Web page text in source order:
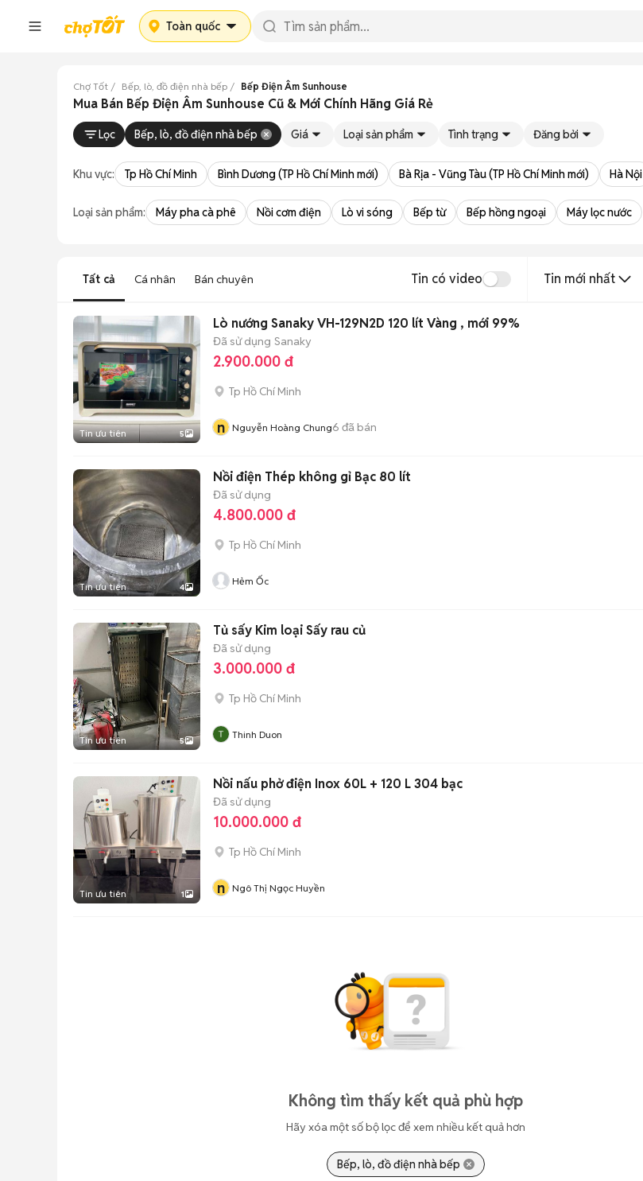
Toàn quốc
Chợ Tốt Bếp, lò, đồ điện nhà bếp Bếp Điện Âm Sunhouse
Mua Bán Bếp Điện Âm Sunhouse Cũ & Mới Chính Hãng Giá Rẻ
Lọc Bếp, lò, đồ điện nhà bếp Giá Loại sản phẩm Tình trạng Đăng bởi
Khu vực: Tp Hồ Chí Minh Bình Dương (TP Hồ Chí Minh mới) Bà Rịa - Vũng Tàu (TP Hồ Chí Minh mới) Hà Nội
Loại sản phẩm: Máy pha cà phê Nồi cơm điện Lò vi sóng Bếp từ Bếp hồng ngoại Máy lọc nước
Tất cả Cá nhân Bán chuyên Tin có video Tin mới nhất
Tin ưu tiên 5
Lò nướng Sanaky VH-129N2D 120 lít Vàng , mới 99%
Đã sử dụng Sanaky
2.900.000 đ
Tp Hồ Chí Minh
n Nguyễn Hoàng Chung6 đã bán
Tin ưu tiên 4
Nồi điện Thép không gỉ Bạc 80 lít
Đã sử dụng
4.800.000 đ
Tp Hồ Chí Minh
Hẻm Ốc
Tin ưu tiên 5
Tủ sấy Kim loại Sấy rau củ
Đã sử dụng
3.000.000 đ
Tp Hồ Chí Minh
Thinh Duon
Tin ưu tiên 1
Nồi nấu phở điện Inox 60L + 120 L 304 bạc
Đã sử dụng
10.000.000 đ
Tp Hồ Chí Minh
n Ngô Thị Ngọc Huyền
Không tìm thấy kết quả phù hợp
Hãy xóa một số bộ lọc để xem nhiều kết quả hơn
Bếp, lò, đồ điện nhà bếp